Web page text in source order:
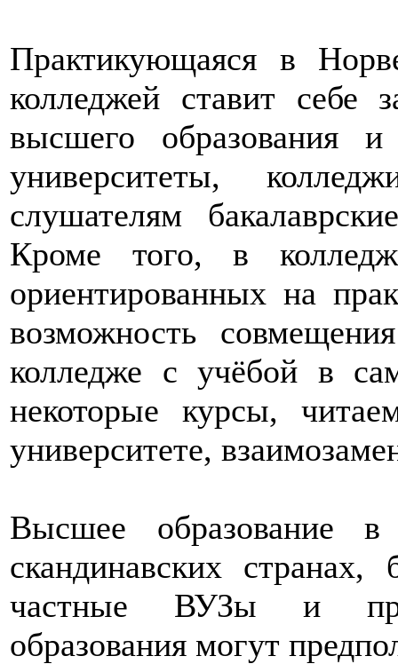
Практикующаяся в
колледжей ставит себе
высшего образования
университеты,
слушателям
Кроме того, в
ориентированных на
возможность
колледже с учёбой в
некоторые курсы,
университете,
Высшее образование
скандинавских странах,
частные ВУЗы и
образования могут